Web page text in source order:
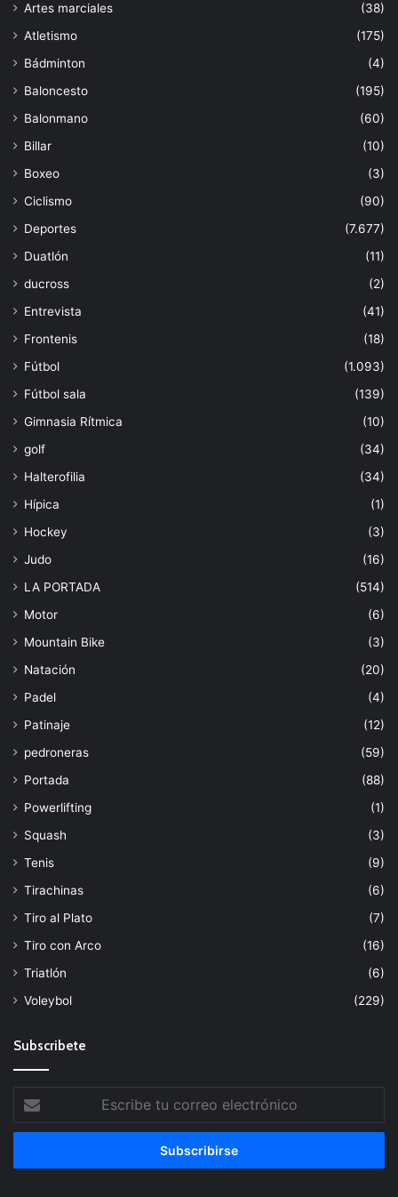
Artes marciales
(38)
Atletismo
(175)
Bádminton
(4)
Baloncesto
(195)
Balonmano
(60)
Billar
(10)
Boxeo
(3)
Ciclismo
(90)
Deportes
(7.677)
Duatlón
(11)
ducross
(2)
Entrevista
(41)
Frontenis
(18)
Fútbol
(1.093)
Fútbol sala
(139)
Gimnasia Rítmica
(10)
golf
(34)
Halterofilia
(34)
Hípica
(1)
Hockey
(3)
Judo
(16)
LA PORTADA
(514)
Motor
(6)
Mountain Bike
(3)
Natación
(20)
Padel
(4)
Patinaje
(12)
pedroneras
(59)
Portada
(88)
Powerlifting
(1)
Squash
(3)
Tenis
(9)
Tirachinas
(6)
Tiro al Plato
(7)
Tiro con Arco
(16)
Triatlón
(6)
Voleybol
(229)
Subscribete
Escribe
tu
correo